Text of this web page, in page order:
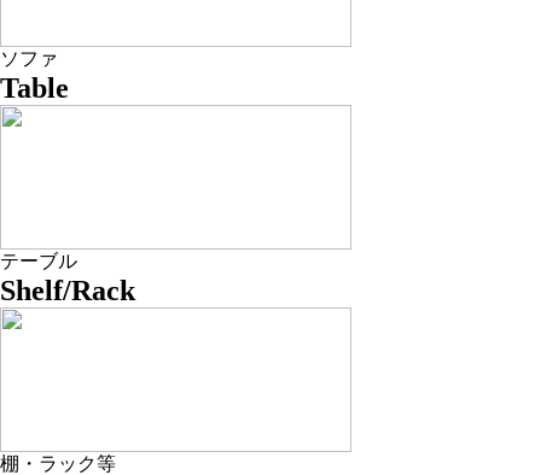
ソファ
Table
テーブル
Shelf/Rack
棚・ラック等